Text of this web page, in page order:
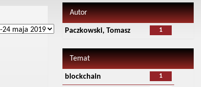
Autor
1
Paczkowski, Tomasz
Temat
1
blockchain